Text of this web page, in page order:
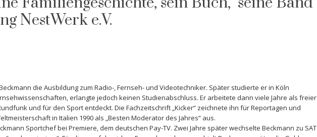
NestWerk e.V.
die Ausbildung zum Radio-, Fernseh- und Videotechniker. Später studierte er in Köln
erlangte jedoch keinen Studienabschluss. Er arbeitete dann viele Jahre als freier
und für den Sport entdeckt. Die Fachzeitschrift „Kicker“ zeichnete ihn für Reportagen und
in Italien 1990 als „Besten Moderator des Jahres“ aus.
Sportchef bei Premiere, dem deutschen Pay-TV. Zwei Jahre später wechselte Beckmann zu SAT